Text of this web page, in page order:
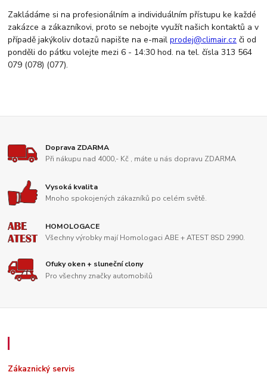
Zakládáme si na profesionálním a individuálním přístupu ke každé
zakázce a zákazníkovi, proto se nebojte využít našich kontaktů a v
případě jakýkoliv dotazů napište na e-mailprodej@climair.cz či od
ponděli do pátku volejte mezi 6 - 14:30 hod. na tel. čísla 313 564
079 (078) (077).
Doprava ZDARMA
Při nákupu nad 4000,- Kč , máte u nás dopravu ZDARMA
Vysoká kvalita
Mnoho spokojených zákazníků po celém světě.
HOMOLOGACE
Všechny výrobky mají Homologaci ABE + ATEST 8SD 2990.
Ofuky oken + sluneční clony
Pro všechny značky automobilů
Zákaznický servis